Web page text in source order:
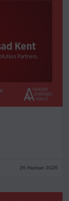
26 Haziran 2026